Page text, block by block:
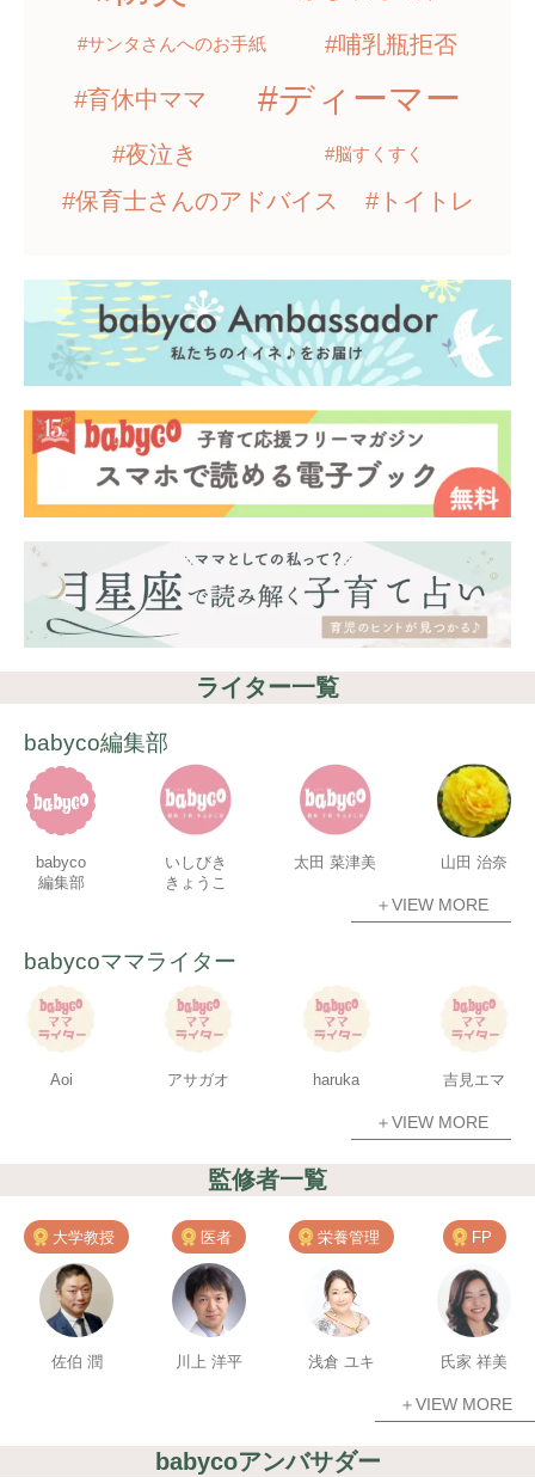
#サンタさんへのお手紙 #哺乳瓶拒否
#育休中ママ #ディーマー
#夜泣き #脳すくすく
#保育士さんのアドバイス #トイトレ
ライター一覧
babyco編集部
babyco
編集部
いしびき
きょうこ
太田 菜津美 山田 治奈
＋VIEW MORE
babycoママライター
Aoi アサガオ haruka 吉見エマ
＋VIEW MORE
監修者一覧
大学教授
佐伯 潤
医者
川上 洋平
栄養管理
浅倉 ユキ
FP
氏家 祥美
＋VIEW MORE
babycoアンバサダー